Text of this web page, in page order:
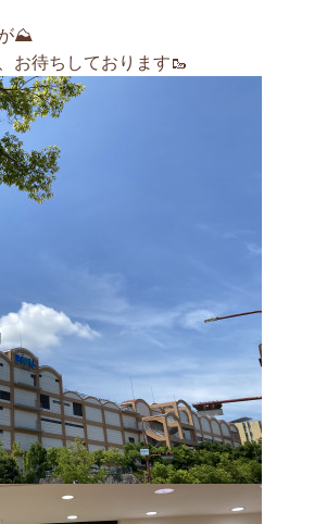
が⛰
お待ちしております🥾